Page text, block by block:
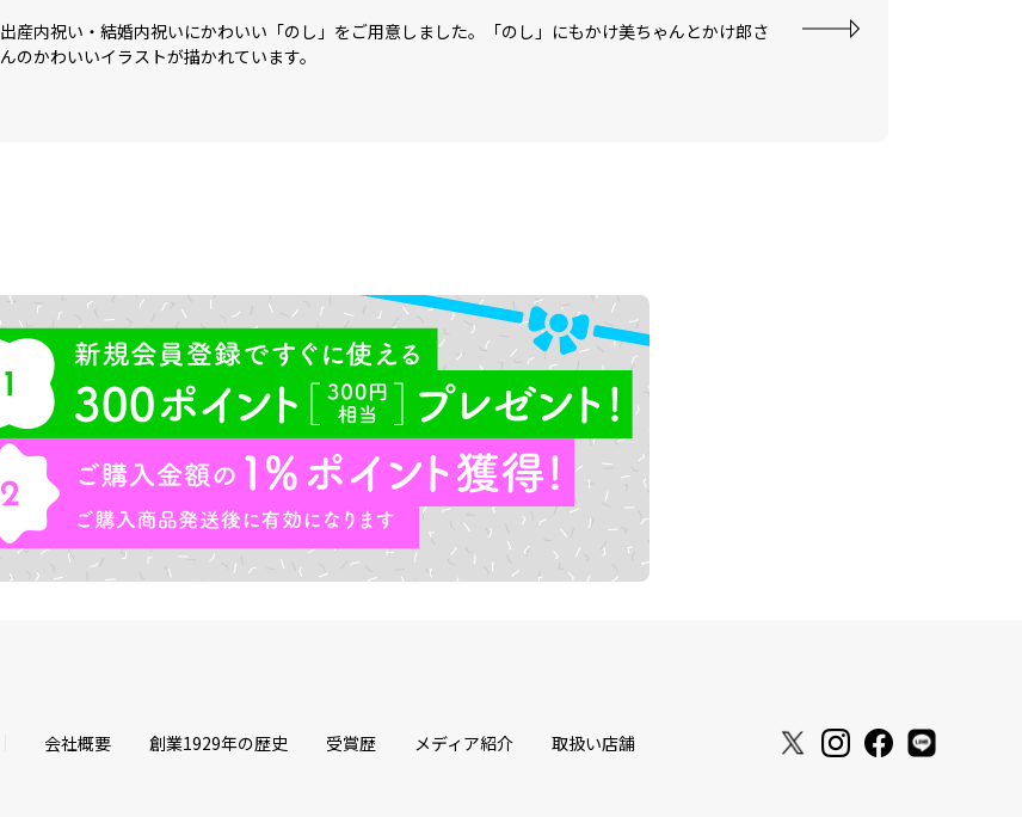
出産内祝い・結婚内祝いにかわいい「のし」をご用意しました。「のし」にもかけ美ちゃんとかけ郎さ
んのかわいいイラストが描かれています。
会社概要 創業1929年の歴史 受賞歴 メディア紹介 取扱い店舗